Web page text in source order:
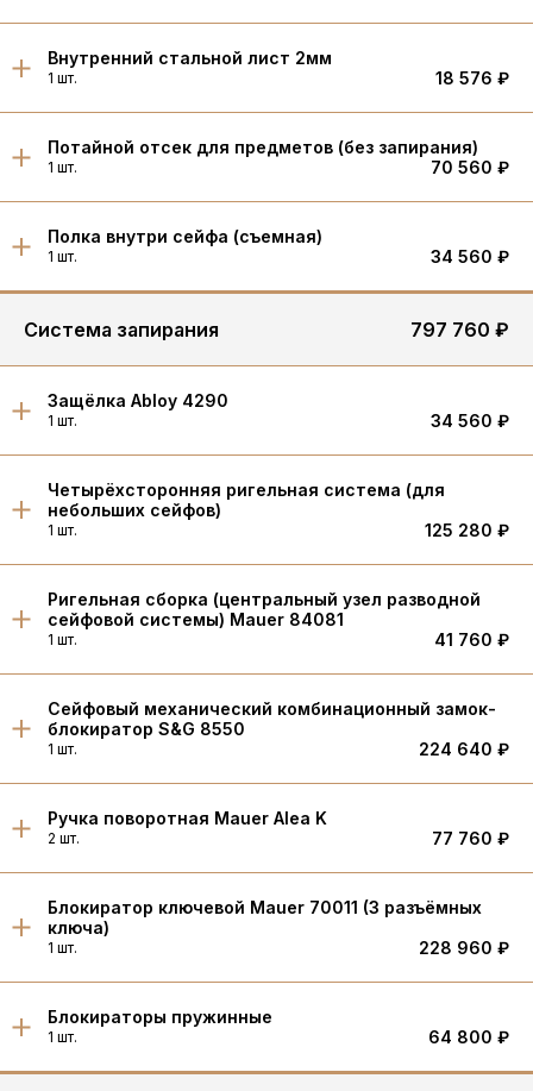
Внутренний стальной лист 2мм
1 шт. 18 576 ₽
Потайной отсек для предметов (без запирания)
1 шт. 70 560 ₽
Полка внутри сейфа (съемная)
1 шт. 34 560 ₽
Система запирания 797 760 ₽
Защёлка Abloy 4290
1 шт. 34 560 ₽
Четырёхсторонняя ригельная система (для
небольших сейфов)
1 шт. 125 280 ₽
Ригельная сборка (центральный узел разводной
сейфовой системы) Mauer 84081
1 шт. 41 760 ₽
Cейфовый механический комбинационный замок-
блокиратор S&G 8550
1 шт. 224 640 ₽
Ручка поворотная Mauer Alea K
2 шт. 77 760 ₽
Блокиратор ключевой Mauer 70011 (3 разъёмных
ключа)
1 шт. 228 960 ₽
Блокираторы пружинные
1 шт. 64 800 ₽